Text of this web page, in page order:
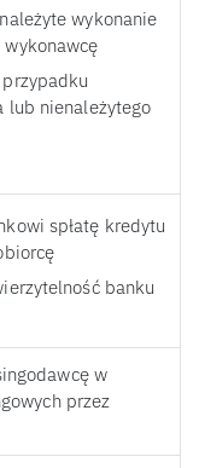
wykonanie
przypadku
lub nienależytego
spłatę kredytu
banku
w
przez